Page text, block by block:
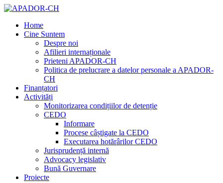
Home
Cine Suntem
Despre noi
Afilieri internaționale
Prieteni APADOR-CH
Politica de prelucrare a datelor personale a APADOR-
CH
Finanțatori
Activități
Monitorizarea condițiilor de detenție
CEDO
Informare
Procese câștigate la CEDO
Executarea hotărârilor CEDO
Jurisprudență internă
Advocacy legislativ
Bună Guvernare
Proiecte